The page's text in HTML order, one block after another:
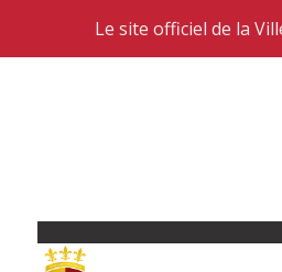
Le site officiel de la